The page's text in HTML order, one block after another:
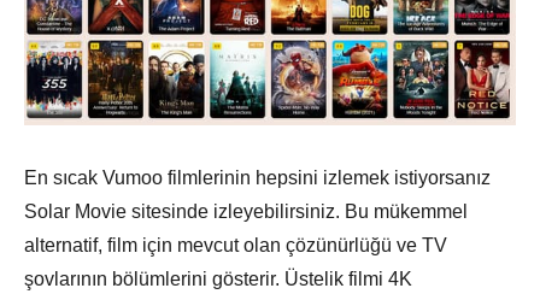
En sıcak Vumoo filmlerinin hepsini izlemek istiyorsanız
Solar Movie sitesinde izleyebilirsiniz. Bu mükemmel
alternatif, film için mevcut olan çözünürlüğü ve TV
şovlarının bölümlerini gösterir. Üstelik filmi 4K